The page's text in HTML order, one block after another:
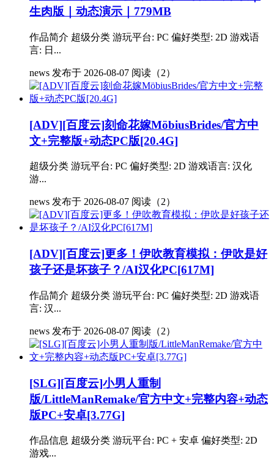
生肉版｜动态演示｜779MB
作品简介 超级分类 游玩平台: PC 偏好类型: 2D 游戏语
言: 日...
news 发布于 2026-08-07 阅读（2）
[ADV][百度云]刻命花嫁MöbiusBrides/官方中
文+完整版+动态PC版[20.4G]
超级分类 游玩平台: PC 偏好类型: 2D 游戏语言: 汉化
游...
news 发布于 2026-08-07 阅读（2）
[ADV][百度云]更多！伊吹教育模拟：伊吹是好
孩子还是坏孩子？/AI汉化PC[617M]
作品简介 超级分类 游玩平台: PC 偏好类型: 2D 游戏语
言: 汉...
news 发布于 2026-08-07 阅读（2）
[SLG][百度云]小男人重制
版/LittleManRemake/官方中文+完整内容+动态
版PC+安卓[3.77G]
作品信息 超级分类 游玩平台: PC + 安卓 偏好类型: 2D
游戏...